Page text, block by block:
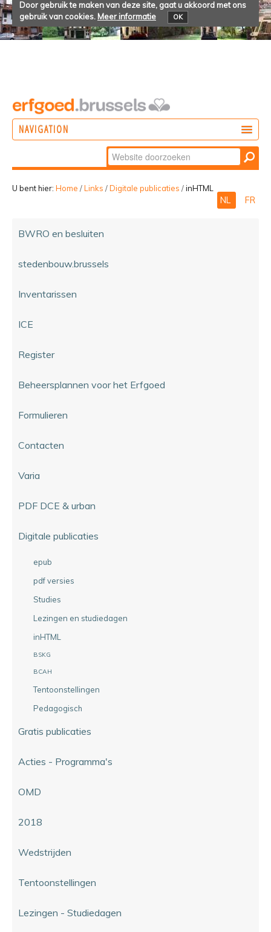
Door gebruik te maken van deze site, gaat u akkoord met ons
gebruik van cookies. Meer informatie OK
NAVIGATION
Zoek
Geavanceerd
zoeken...
U bent hier: Home /Links /Digitale publicaties /inHTML
NL FR
BWRO en besluiten
stedenbouw.brussels
Inventarissen
ICE
Register
Beheersplannen voor het Erfgoed
Formulieren
Contacten
Varia
PDF DCE & urban
Digitale publicaties
epub
pdf versies
Studies
Lezingen en studiedagen
inHTML
BSKG
BCAH
Tentoonstellingen
Pedagogisch
Gratis publicaties
Acties - Programma's
OMD
2018
Wedstrijden
Tentoonstellingen
Lezingen - Studiedagen